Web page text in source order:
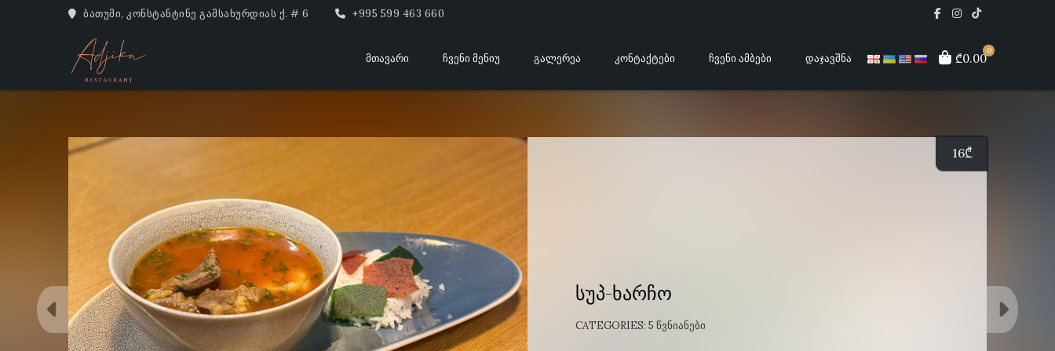
ბათუმი, კონსტანტინე გამსახურდიას ქ. # 6 +995 599 463 660
0
₾0.00
ᲛᲗᲐᲕᲐᲠᲘ ᲩᲕᲔᲜᲘ ᲛᲔᲜᲘᲣ ᲒᲐᲚᲔᲠᲔᲐ ᲙᲝᲜᲢᲐᲥᲢᲔᲑᲘ ᲩᲕᲔᲜᲘ ᲐᲛᲑᲔᲑᲘ ᲓᲐᲯᲐᲕᲨᲜᲐ
სუპ-ხარჩო
CATEGORIES: 5 ᲬᲕᲜᲘᲐᲜᲔᲑᲘ
16₾